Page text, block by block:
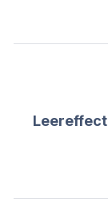
Leereffect